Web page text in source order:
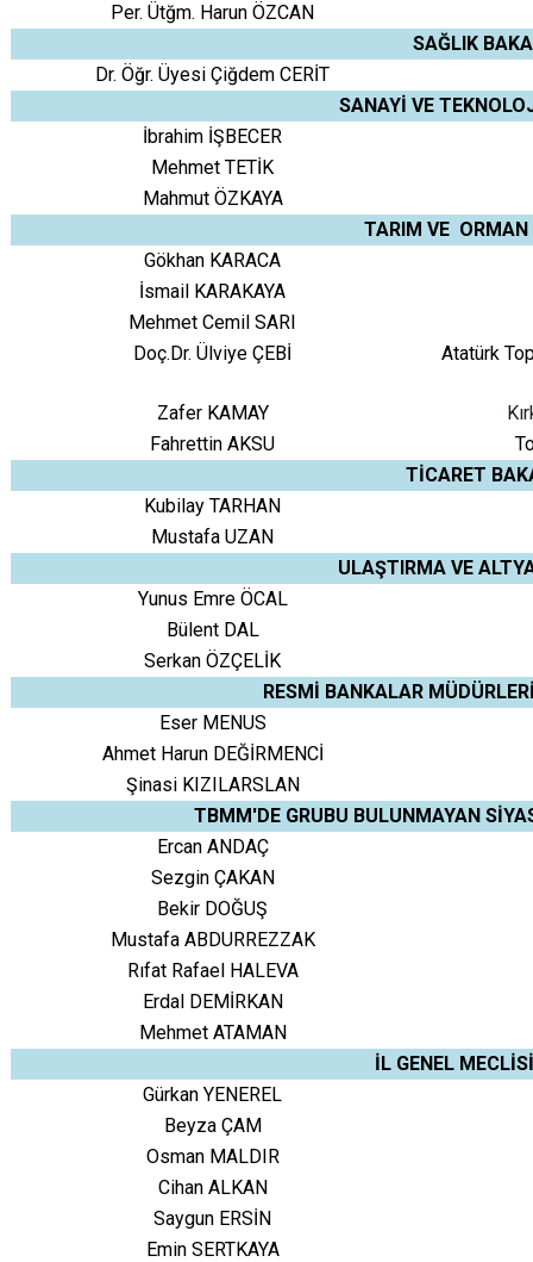
Per. Ütğm. Harun ÖZCAN
SAĞLIK
Dr. Öğr. Üyesi Çiğdem CERİT
SANAYİ VE
İbrahim İŞBECER
Mehmet TETİK
Mahmut ÖZKAYA
TARIM VE ORMAN
Gökhan KARACA
İsmail KARAKAYA
Mehmet Cemil SARI
Doç.Dr. Ülviye ÇEBİ
Atatürk
Zafer KAMAY
Fahrettin AKSU
TİCARET
Kubilay TARHAN
Mustafa UZAN
ULAŞTIRMA VE
Yunus Emre ÖCAL
Bülent DAL
Serkan ÖZÇELİK
RESMİ BANKALAR
Eser MENUS
Ahmet Harun DEĞİRMENCİ
Şinasi KIZILARSLAN
TBMM'DE GRUBU BULUNMAYAN
Ercan ANDAÇ
Sezgin ÇAKAN
Bekir DOĞUŞ
Mustafa ABDURREZZAK
Rıfat Rafael HALEVA
Erdal DEMİRKAN
Mehmet ATAMAN
İL GENEL
Gürkan YENEREL
Beyza ÇAM
Osman MALDIR
Cihan ALKAN
Saygun ERSİN
Emin SERTKAYA